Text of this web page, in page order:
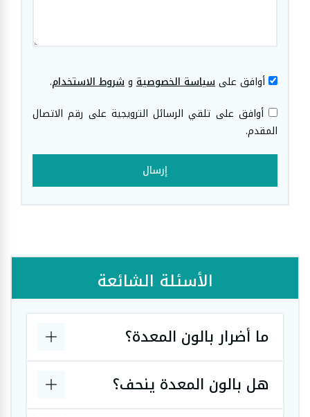
أوافق علىسياسة الخصوصية وشروط الاستخدام.
أوافق على تلقي الرسائل الترويجية على رقم الاتصال
المقدم.
إرسال
الأسئلة الشائعة
ما أضرار بالون المعدة؟
هل بالون المعدة ينحف؟